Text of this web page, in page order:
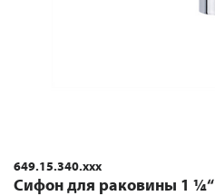
649.15.340.xxx
Сифон для раковины 1 ¼“